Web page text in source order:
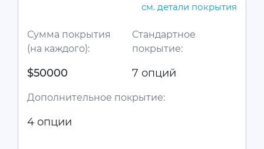
см. детали покрытия
Сумма покрытия
(на каждого):
$50000
Стандартное
покрытие:
7 опций
Дополнительное покрытие:
4 опции